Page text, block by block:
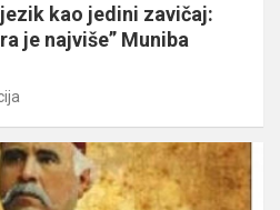
kao jedini zavičaj:
je najviše” Muniba